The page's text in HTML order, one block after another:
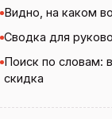
Видно, на каком
Сводка для
Поиск по словам:
скидка